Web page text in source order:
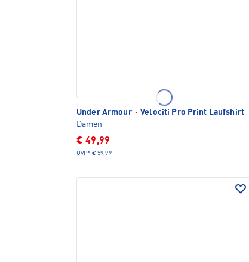
Under Armour · Velociti Pro Print Laufshirt
Damen
€ 49,99
UVP* € 59,99